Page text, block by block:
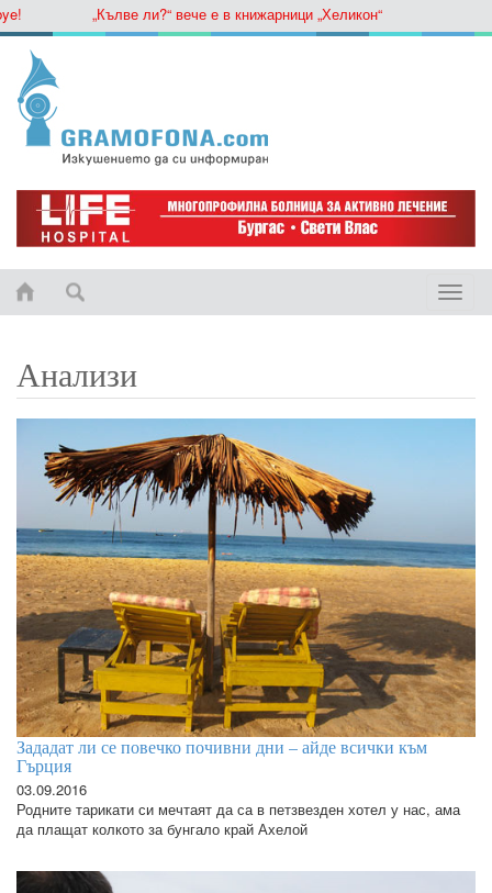
„Кълве ли?“ вече е в книжарници „Хеликон“
Toggle
Анализи
Зададат ли се повечко почивни дни – айде всички към
Гърция
03.09.2016
Родните тарикати си мечтаят да са в петзвезден хотел у нас, ама
да плащат колкото за бунгало край Ахелой